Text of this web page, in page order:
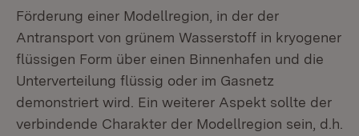
Förderung einer Modellregion, in der der
Antransport von grünem Wasserstoff in kryogener
flüssigen Form über einen Binnenhafen und die
Unterverteilung flüssig oder im Gasnetz
demonstriert wird. Ein weiterer Aspekt sollte der
verbindende Charakter der Modellregion sein, d.h.